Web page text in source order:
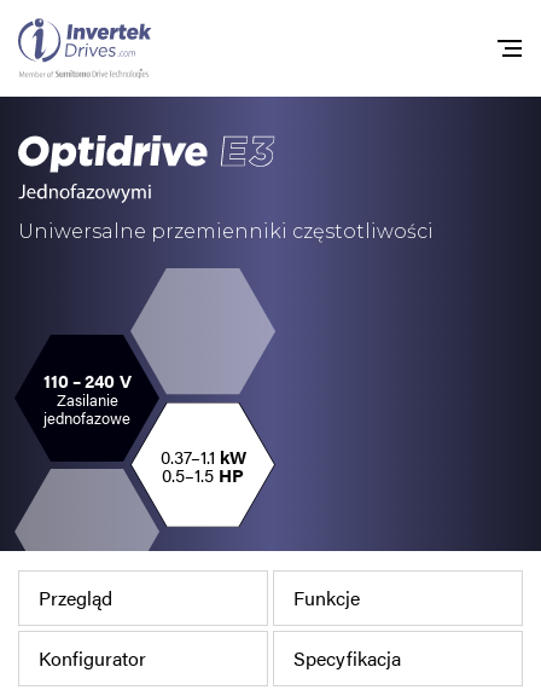
Uniwersalne przemienniki częstotliwości
110 – 240 V
Zasilanie
jednofazowe
0.37–1.1 kW
0.5–1.5 HP
Przegląd Funkcje
Konfigurator Specyfikacja
iSource